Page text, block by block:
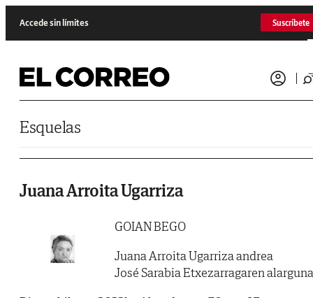
Accede sin límites Suscríbete
Esquelas
Juana Arroita Ugarriza
GOIAN BEGO
Juana Arroita Ugarriza andrea
José Sarabia Etxezarragaren alarguna